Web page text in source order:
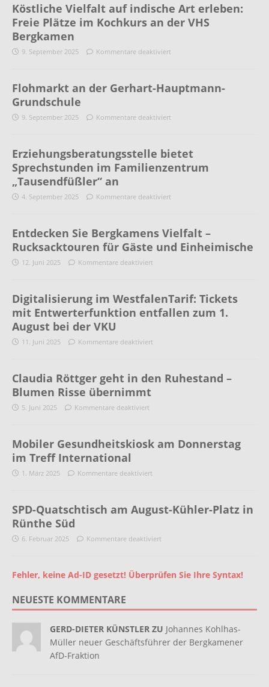
Köstliche Vielfalt auf indische Art erleben:
Freie Plätze im Kochkurs an der VHS
Bergkamen
9. September 2025 Kommentare deaktiviert
Flohmarkt an der Gerhart-Hauptmann-
Grundschule
9. September 2025 Kommentare deaktiviert
Erziehungsberatungsstelle bietet
Sprechstunden im Familienzentrum
„Tausendfüßler“ an
4. September 2025 Kommentare deaktiviert
Entdecken Sie Bergkamens Vielfalt –
Rucksacktouren für Gäste und Einheimische
12. Juni 2025 Kommentare deaktiviert
Digitalisierung im WestfalenTarif: Tickets
mit Entwerterfunktion entfallen zum 1.
August bei der VKU
11. Juni 2025 Kommentare deaktiviert
Claudia Röttger geht in den Ruhestand –
Blumen Risse übernimmt
5. Juni 2025 Kommentare deaktiviert
Mobiler Gesundheitskiosk am Donnerstag
im Treff International
1. März 2025 Kommentare deaktiviert
SPD-Quatschtisch am August-Kühler-Platz in
Rünthe Süd
6. Februar 2025 Kommentare deaktiviert
Fehler, keine Ad-ID gesetzt! Überprüfen Sie Ihre Syntax!
NEUESTE KOMMENTARE
GERD-DIETER KÜNSTLER ZU Johannes Kohlhas-
Müller neuer Geschäftsführer der Bergkamener
AfD-Fraktion